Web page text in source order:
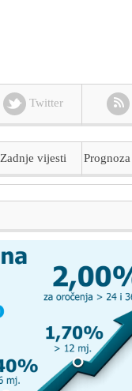
Twitter
Zadnje vijesti Prognoza